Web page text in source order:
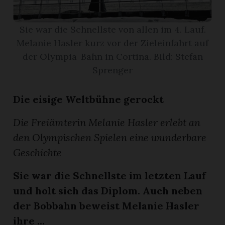
Die eisige Weltbühne gerockt
Die Freiämterin Melanie Hasler erlebt an
den Olympischen Spielen eine wunderbare
Geschichte
Sie war die Schnellste im letzten Lauf
und holt sich das Diplom. Auch neben
der Bobbahn beweist Melanie Hasler
ihre ...